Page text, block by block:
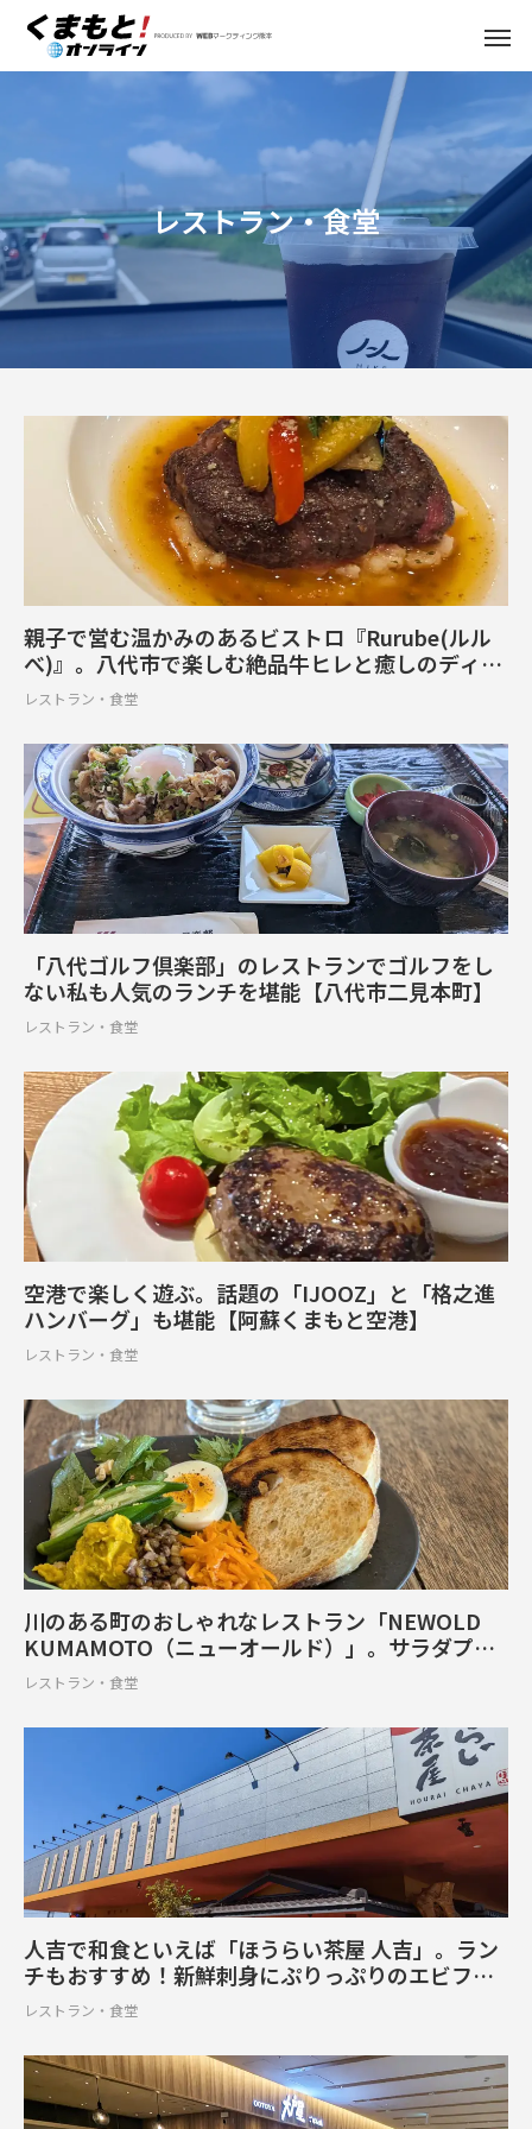
レストラン・食堂
親子で営む温かみのあるビストロ『Rurube(ルル
べ)』。八代市で楽しむ絶品牛ヒレと癒しのディナ
ー
レストラン・食堂
「八代ゴルフ倶楽部」のレストランでゴルフをし
ない私も人気のランチを堪能【八代市二見本町】
レストラン・食堂
空港で楽しく遊ぶ。話題の「IJOOZ」と「格之進
ハンバーグ」も堪能【阿蘇くまもと空港】
レストラン・食堂
川のある町のおしゃれなレストラン「NEWOLD
KUMAMOTO（ニューオールド）」。サラダプレ
ートから溢れ出るお店のこだわり【上益城郡甲佐
町】
レストラン・食堂
人吉で和食といえば「ほうらい茶屋 人吉」。ラン
チもおすすめ！新鮮刺身にぷりっぷりのエビフラ
イで満足【人吉市】
レストラン・食堂